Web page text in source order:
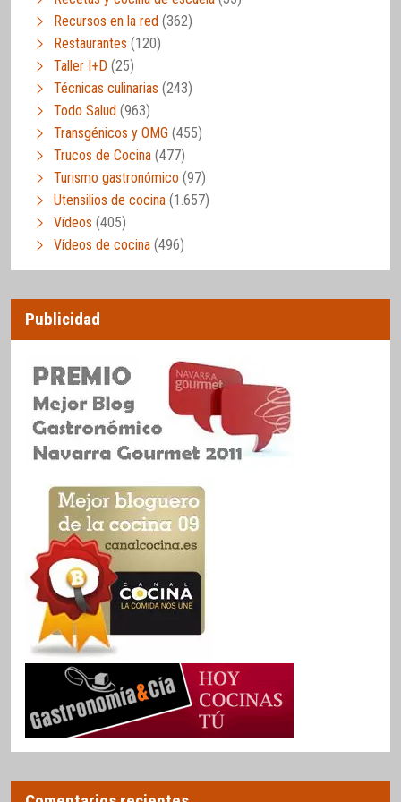
Recursos en la red (362)
Restaurantes (120)
Taller I+D (25)
Técnicas culinarias (243)
Todo Salud (963)
Transgénicos y OMG (455)
Trucos de Cocina (477)
Turismo gastronómico (97)
Utensilios de cocina (1.657)
Vídeos (405)
Vídeos de cocina (496)
Publicidad